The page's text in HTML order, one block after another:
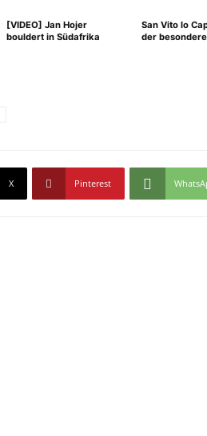
[VIDEO] Jan Hojer
bouldert in Südafrika
San Vito lo
der
X Pinterest